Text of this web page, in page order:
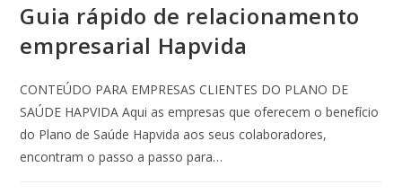
Guia rápido de relacionamento
empresarial Hapvida
CONTEÚDO PARA EMPRESAS CLIENTES DO PLANO DE
SAÚDE HAPVIDA Aqui as empresas que oferecem o benefício
do Plano de Saúde Hapvida aos seus colaboradores,
encontram o passo a passo para…